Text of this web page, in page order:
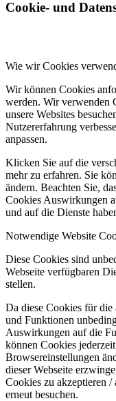
Cookie- und
Wie wir Cookies
Wir können Cookies
werden. Wir verwenden
unsere Websites
Nutzererfahrung
anpassen.
Klicken Sie auf die
mehr zu erfahren. Sie
ändern. Beachten Sie,
Cookies Auswirkungen
und auf die Dienste
Notwendige Website
Diese Cookies sind
Webseite verfügbaren
stellen.
Da diese Cookies für die
und Funktionen
Auswirkungen auf die
können Cookies
Browsereinstellungen
dieser Webseite
Cookies zu akzeptieren /
erneut besuchen.